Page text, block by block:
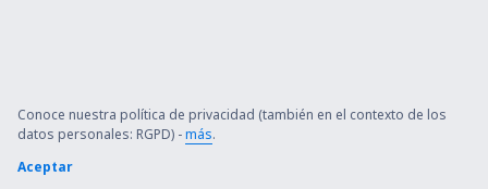
Conoce nuestra política de privacidad (también en el contexto de los
datos personales: RGPD) -más.
Aceptar